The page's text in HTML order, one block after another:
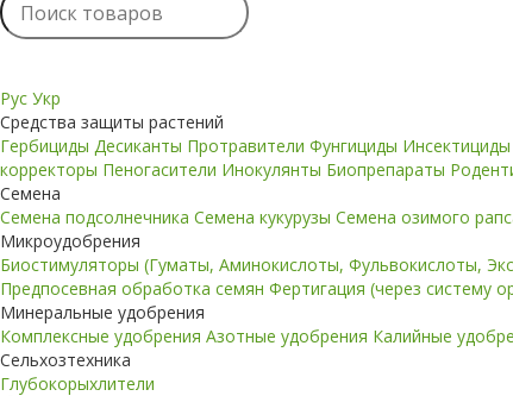
Рус Укр
Средства защиты растений
Гербициды Десиканты Протравители Фунгициды Инсектициды
корректоры Пеногасители Инокулянты Биопрепараты
Семена
Семена подсолнечника Семена кукурузы Семена озимого
Микроудобрения
Биостимуляторы (Гуматы, Аминокислоты, Фульвокислоты,
Предпосевная обработка семян Фертигация (через систему
Минеральные удобрения
Комплексные удобрения Азотные удобрения Калийные
Сельхозтехника
Глубокорыхлители